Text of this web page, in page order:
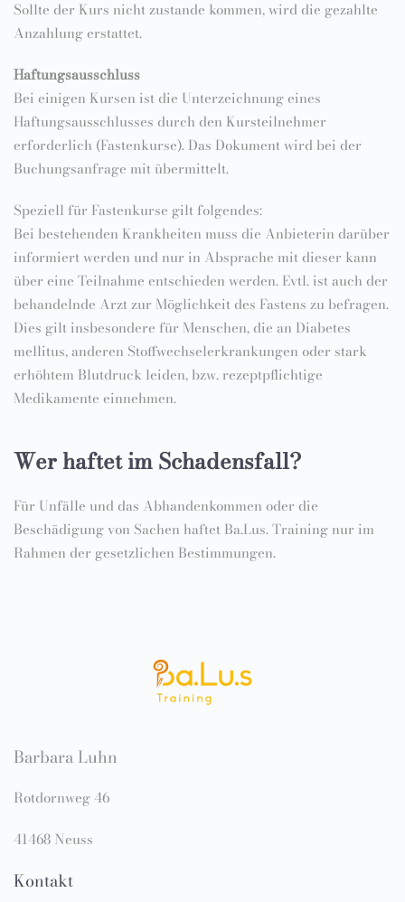
Sollte der Kurs nicht zustande kommen, wird die gezahlte
Anzahlung erstattet.
Haftungsausschluss
Bei einigen Kursen ist die Unterzeichnung eines
Haftungsausschlusses durch den Kursteilnehmer
erforderlich (Fastenkurse). Das Dokument wird bei der
Buchungsanfrage mit übermittelt.
Speziell für Fastenkurse gilt folgendes:
Bei bestehenden Krankheiten muss die Anbieterin darüber
informiert werden und nur in Absprache mit dieser kann
über eine Teilnahme entschieden werden. Evtl. ist auch der
behandelnde Arzt zur Möglichkeit des Fastens zu befragen.
Dies gilt insbesondere für Menschen, die an Diabetes
mellitus, anderen Stoffwechselerkrankungen oder stark
erhöhtem Blutdruck leiden, bzw. rezeptpflichtige
Medikamente einnehmen.
Wer haftet im Schadensfall?
Für Unfälle und das Abhandenkommen oder die
Beschädigung von Sachen haftet Ba.Lus. Training nur im
Rahmen der gesetzlichen Bestimmungen.
Barbara Luhn
Rotdornweg 46
41468 Neuss
Kontakt